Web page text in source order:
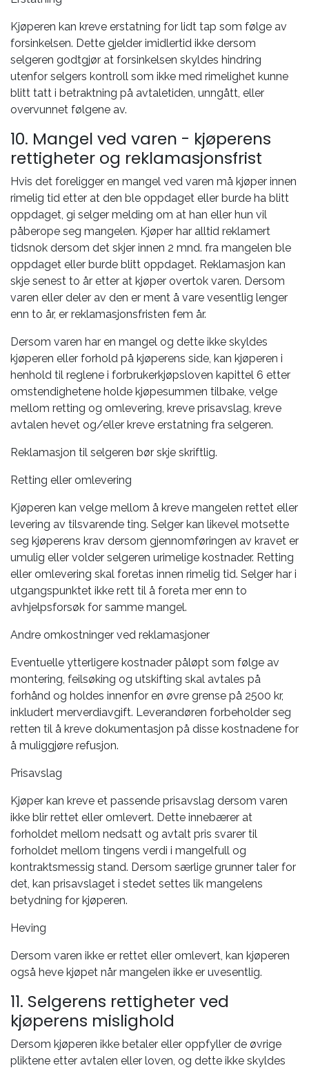
Kjøperen kan kreve erstatning for lidt tap som følge av
forsinkelsen. Dette gjelder imidlertid ikke dersom
selgeren godtgjør at forsinkelsen skyldes hindring
utenfor selgers kontroll som ikke med rimelighet kunne
blitt tatt i betraktning på avtaletiden, unngått, eller
overvunnet følgene av.
10. Mangel ved varen - kjøperens
rettigheter og reklamasjonsfrist
Hvis det foreligger en mangel ved varen må kjøper innen
rimelig tid etter at den ble oppdaget eller burde ha blitt
oppdaget, gi selger melding om at han eller hun vil
påberope seg mangelen. Kjøper har alltid reklamert
tidsnok dersom det skjer innen 2 mnd. fra mangelen ble
oppdaget eller burde blitt oppdaget. Reklamasjon kan
skje senest to år etter at kjøper overtok varen. Dersom
varen eller deler av den er ment å vare vesentlig lenger
enn to år, er reklamasjonsfristen fem år.
Dersom varen har en mangel og dette ikke skyldes
kjøperen eller forhold på kjøperens side, kan kjøperen i
henhold til reglene i forbrukerkjøpsloven kapittel 6 etter
omstendighetene holde kjøpesummen tilbake, velge
mellom retting og omlevering, kreve prisavslag, kreve
avtalen hevet og/eller kreve erstatning fra selgeren.
Reklamasjon til selgeren bør skje skriftlig.
Retting eller omlevering
Kjøperen kan velge mellom å kreve mangelen rettet eller
levering av tilsvarende ting. Selger kan likevel motsette
seg kjøperens krav dersom gjennomføringen av kravet er
umulig eller volder selgeren urimelige kostnader. Retting
eller omlevering skal foretas innen rimelig tid. Selger har i
utgangspunktet ikke rett til å foreta mer enn to
avhjelpsforsøk for samme mangel.
Andre omkostninger ved reklamasjoner
Eventuelle ytterligere kostnader påløpt som følge av
montering, feilsøking og utskifting skal avtales på
forhånd og holdes innenfor en øvre grense på 2500 kr,
inkludert merverdiavgift. Leverandøren forbeholder seg
retten til å kreve dokumentasjon på disse kostnadene for
å muliggjøre refusjon.
Prisavslag
Kjøper kan kreve et passende prisavslag dersom varen
ikke blir rettet eller omlevert. Dette innebærer at
forholdet mellom nedsatt og avtalt pris svarer til
forholdet mellom tingens verdi i mangelfull og
kontraktsmessig stand. Dersom særlige grunner taler for
det, kan prisavslaget i stedet settes lik mangelens
betydning for kjøperen.
Heving
Dersom varen ikke er rettet eller omlevert, kan kjøperen
også heve kjøpet når mangelen ikke er uvesentlig.
11. Selgerens rettigheter ved
kjøperens mislighold
Dersom kjøperen ikke betaler eller oppfyller de øvrige
pliktene etter avtalen eller loven, og dette ikke skyldes